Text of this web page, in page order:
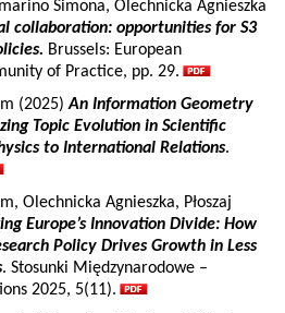
Simona, Olechnicka Agnieszka
collaboration: opportunities for S3
Brussels: European
of Practice, pp. 29.
(2025)An Information Geometry
Topic Evolution in Scientific
to International Relations.
Olechnicka Agnieszka, Płoszaj
Europe’s Innovation Divide: How
Policy Drives Growth in Less
. Stosunki Międzynarodowe –
2025, 5(11).